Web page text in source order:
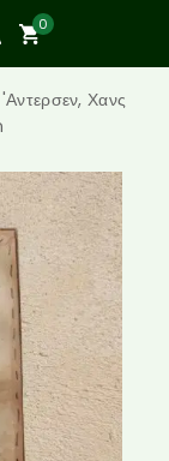
0
'Αντερσεν, Χανς